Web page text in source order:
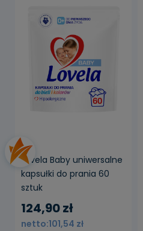
Lovela Baby uniwersalne
kapsułki do prania 60
sztuk
124,90 zł
101,54 zł